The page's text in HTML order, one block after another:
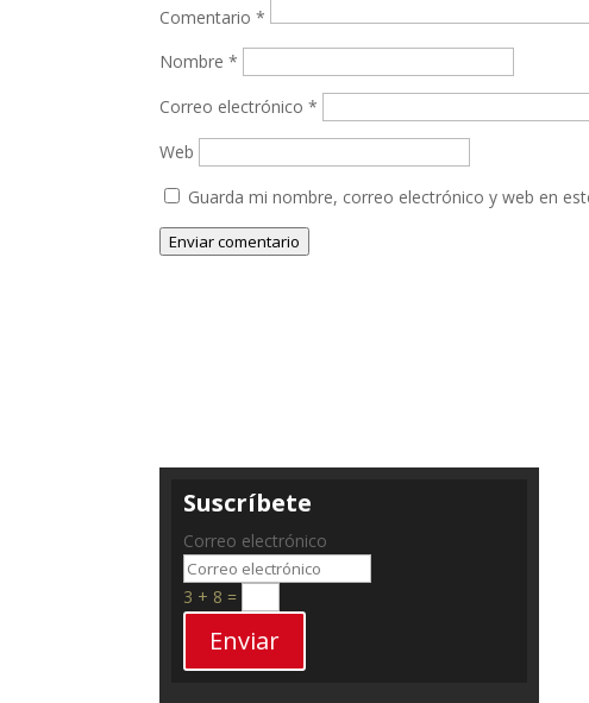
Comentario*
Nombre*
Correo electrónico*
Web
Guarda mi nombre, correo electrónico y web en
Enviar comentario
Suscríbete
Correo electrónico
3 + 8 =
Enviar